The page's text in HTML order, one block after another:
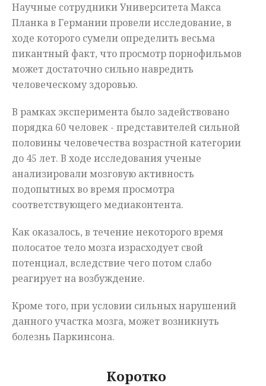
Происшествия
Научные сотрудники Университета Макса
Планка в Германии провели исследование, в
ходе которого сумели определить весьма
пикантный факт, что просмотр порнофильмов
может достаточно сильно навредить
человеческому здоровью.
В рамках эксперимента было задействовано
порядка 60 человек - представителей сильной
половины человечества возрастной категории
до 45 лет. В ходе исследования ученые
анализировали мозговую активность
подопытных во время просмотра
соответствующего медиаконтента.
Как оказалось, в течение некоторого время
полосатое тело мозга израсходует свой
потенциал, вследствие чего потом слабо
реагирует на возбуждение.
Кроме того, при условии сильных нарушений
данного участка мозга, может возникнуть
болезнь Паркинсона.
Коротко